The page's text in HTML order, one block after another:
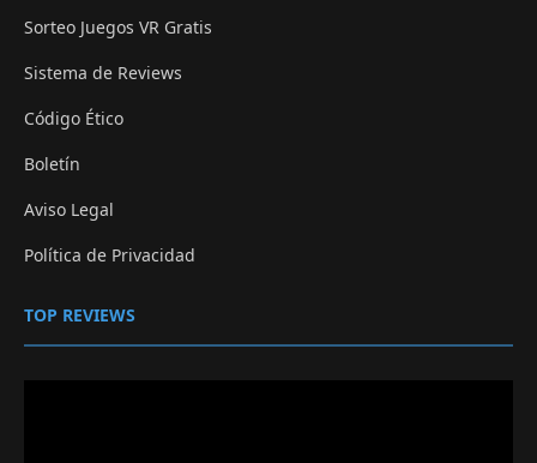
Sorteo Juegos VR Gratis
Sistema de Reviews
Código Ético
Boletín
Aviso Legal
Política de Privacidad
TOP REVIEWS